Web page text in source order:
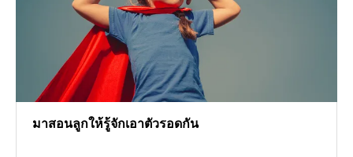
มาสอนลูกให้รู้จักเอาตัวรอดกัน